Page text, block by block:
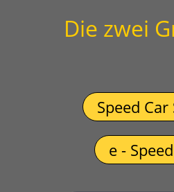
Die zwei
Speed Car
e -